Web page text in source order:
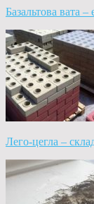
Базальтова вата
Лего-цегла –